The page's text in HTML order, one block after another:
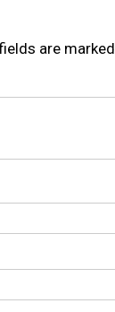
are marked